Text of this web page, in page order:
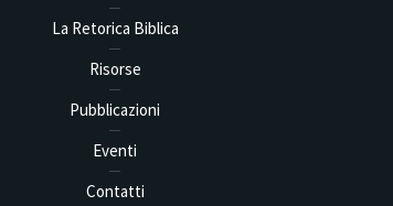
La Retorica Biblica
Risorse
Pubblicazioni
Eventi
Contatti